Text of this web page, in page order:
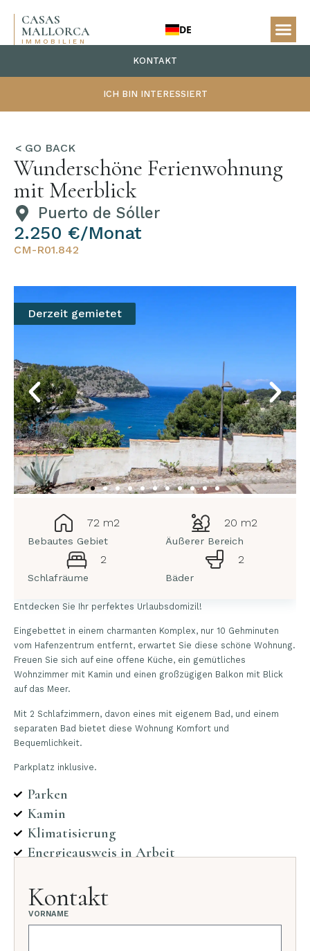
CASAS
MALLORCA
IMMOBILIEN
DE
KONTAKT
ICH BIN INTERESSIERT
Wunderschöne Ferienwohnung
mit Meerblick
Puerto de Sóller
2.250 €/Monat
CM-R01.842
Derzeit gemietet
72 m2
Bebautes Gebiet
20 m2
Äußerer Bereich
2
Schlafräume
2
Bäder
Entdecken Sie Ihr perfektes Urlaubsdomizil!
Eingebettet in einem charmanten Komplex, nur 10 Gehminuten
vom Hafenzentrum entfernt, erwartet Sie diese schöne Wohnung.
Freuen Sie sich auf eine offene Küche, ein gemütliches
Wohnzimmer mit Kamin und einen großzügigen Balkon mit Blick
auf das Meer.
Mit 2 Schlafzimmern, davon eines mit eigenem Bad, und einem
separaten Bad bietet diese Wohnung Komfort und
Bequemlichkeit.
Parkplatz inklusive.
Parken
Kamin
Klimatisierung
Energieausweis in Arbeit
Kontakt
VORNAME